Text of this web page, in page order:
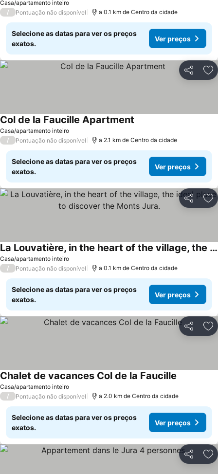
Casa/apartamento inteiro
/ Pontuação não disponível a 0.1 km de Centro da cidade
Selecione as datas para ver os preços
exatos.
Ver preços
Partilhar
Casa/apartamento inteiro
Col de la Faucille Apartment
/ Pontuação não disponível a 2.1 km de Centro da cidade
Selecione as datas para ver os preços
exatos.
Ver preços
Partilhar
Casa/apartamento inteiro
La Louvatière, in the heart of the village, the ideal place to discover the Monts Jura.
/ Pontuação não disponível a 0.1 km de Centro da cidade
Selecione as datas para ver os preços
exatos.
Ver preços
Partilhar
Casa/apartamento inteiro
Chalet de vacances Col de la Faucille
/ Pontuação não disponível a 2.0 km de Centro da cidade
Selecione as datas para ver os preços
exatos.
Ver preços
Partilhar